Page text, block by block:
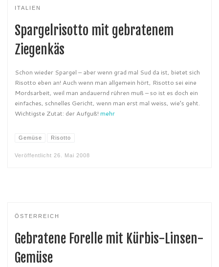
ITALIEN
Spargelrisotto mit gebratenem
Ziegenkäs
Schon wieder Spargel – aber wenn grad mal Sud da ist, bietet sich
Risotto eben an! Auch wenn man allgemein hört, Risotto sei eine
Mordsarbeit, weil man andauernd rühren muß – so ist es doch ein
einfaches, schnelles Gericht, wenn man erst mal weiss, wie’s geht.
Wichtigste Zutat: der Aufguß! mehr
Gemüse Risotto
Veröffentlicht 26. Mai 2008
ÖSTERREICH
Gebratene Forelle mit Kürbis-Linsen-
Gemüse